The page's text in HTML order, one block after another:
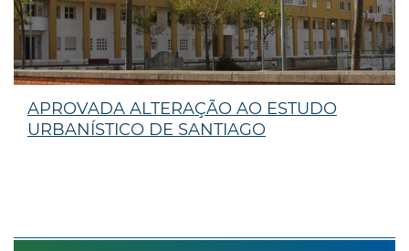
APROVADA ALTERAÇÃO AO ESTUDO
URBANÍSTICO DE SANTIAGO